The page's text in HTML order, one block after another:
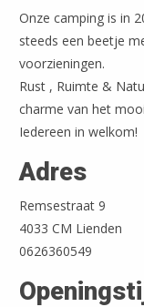
Onze camping is in
steeds een beetje
voorzieningen.
Rust , Ruimte &
charme van het
Iedereen in welkom!
Adres
Remsestraat 9
4033 CM Lienden
0626360549